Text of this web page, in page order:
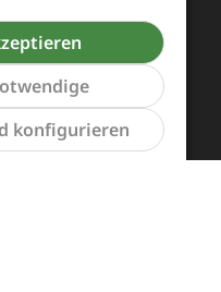
Kontakt
Voreinstellungen
zzgl.
konfigurieren